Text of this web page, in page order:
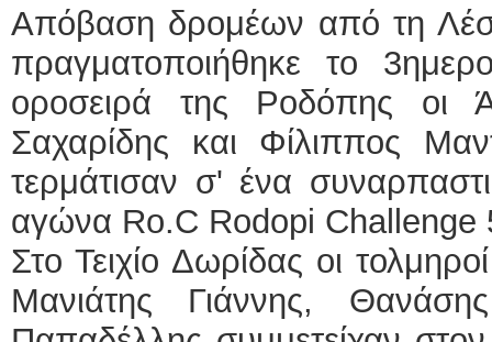
Απόβαση δρομέων από τη
πραγματοποιήθηκε το
οροσειρά της Ροδόπης οι
Σαχαρίδης και Φίλιππος
τερμάτισαν σ' ένα
αγώνα Ro.C Rodopi
Στο Τειχίο Δωρίδας οι
Μανιάτης Γιάννης,
ΕΙΔΙΚΟΣ ΚΑΡΔΙΟΛΟΓΟΣ
Holter πίεσης
Δοκιμασία
υπέρηχος
Μυτιλήνη
τηλ.2251302311
Γέρα:Παπάδος
Φυσικοθεραπεύτρια
Σταυρουλάκη-
Πτυχιούχος
ΑΤΕΙ
Σύμβαση με
Ασκληπιού 39
Μυτιλήνη
τηλ. 22510-